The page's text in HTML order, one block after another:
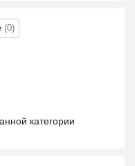
(0)
категории